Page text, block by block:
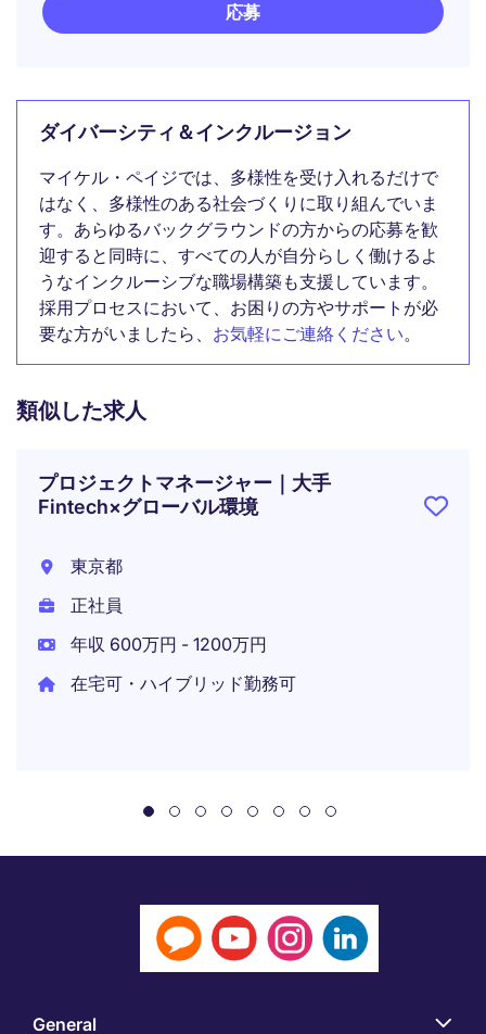
応募
ダイバーシティ＆インクルージョン
マイケル・ペイジでは、多様性を受け入れるだけで
はなく、多様性のある社会づくりに取り組んでいま
す。あらゆるバックグラウンドの方からの応募を歓
迎すると同時に、すべての人が自分らしく働けるよ
うなインクルーシブな職場構築も支援しています。
採用プロセスにおいて、お困りの方やサポートが必
要な方がいましたら、 お気軽にご連絡ください。
類似した求人
プロジェクトマネージャー｜大手
Fintech×グローバル環境
東京都
正社員
年収 600万円 - 1200万円
在宅可・ハイブリッド勤務可
General